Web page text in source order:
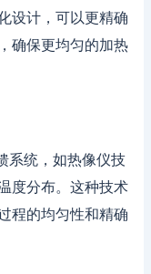
设计，可以更精确
确保更均匀的加热
系统，如热像仪技
度分布。这种技术
程的均匀性和精确